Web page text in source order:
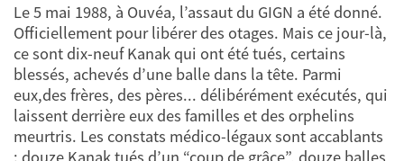
Le 5 mai 1988, à Ouvéa, l’assaut du GIGN a été donné.
Officiellement pour libérer des otages. Mais ce jour-là,
ce sont dix-neuf Kanak qui ont été tués, certains
blessés, achevés d’une balle dans la tête. Parmi
eux,des frères, des pères... délibérément exécutés, qui
laissent derrière eux des familles et des orphelins
meurtris. Les constats médico-légaux sont accablants
: douze Kanak tués d’un “coup de grâce”, douze balles